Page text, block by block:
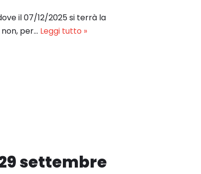
il 07/12/2025 si terrà la
per… Leggi tutto »
settembre